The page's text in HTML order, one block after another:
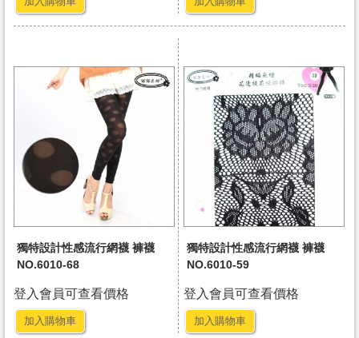
獨特設計性感流行網襪 褲襪
NO.6010-68
登入會員可查看價格
加入購物車
獨特設計性感流行網襪 褲襪
NO.6010-59
登入會員可查看價格
加入購物車